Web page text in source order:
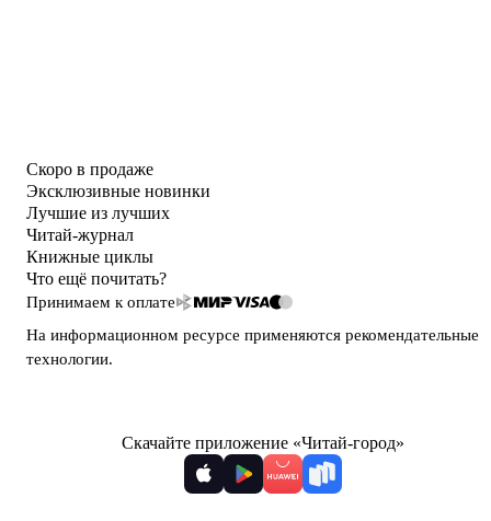
Скоро в продаже
Эксклюзивные новинки
Лучшие из лучших
Читай-журнал
Книжные циклы
Что ещё почитать?
Принимаем к оплате
На информационном ресурсе применяются рекомендательные
технологии.
Скачайте приложение «Читай-город»